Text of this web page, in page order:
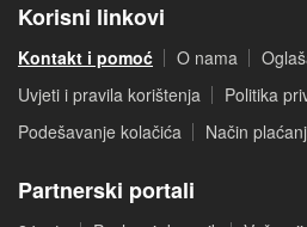
Korisni linkovi
Kontakt i pomoć O nama
Uvjeti i pravila korištenja
Politika
Podešavanje kolačića
Način
Partnerski portali